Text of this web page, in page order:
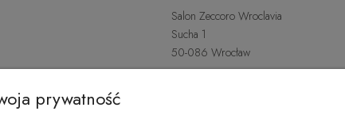
Salon Zeccoro Wroclavia
Sucha 1
50-086 Wrocław
prywatność